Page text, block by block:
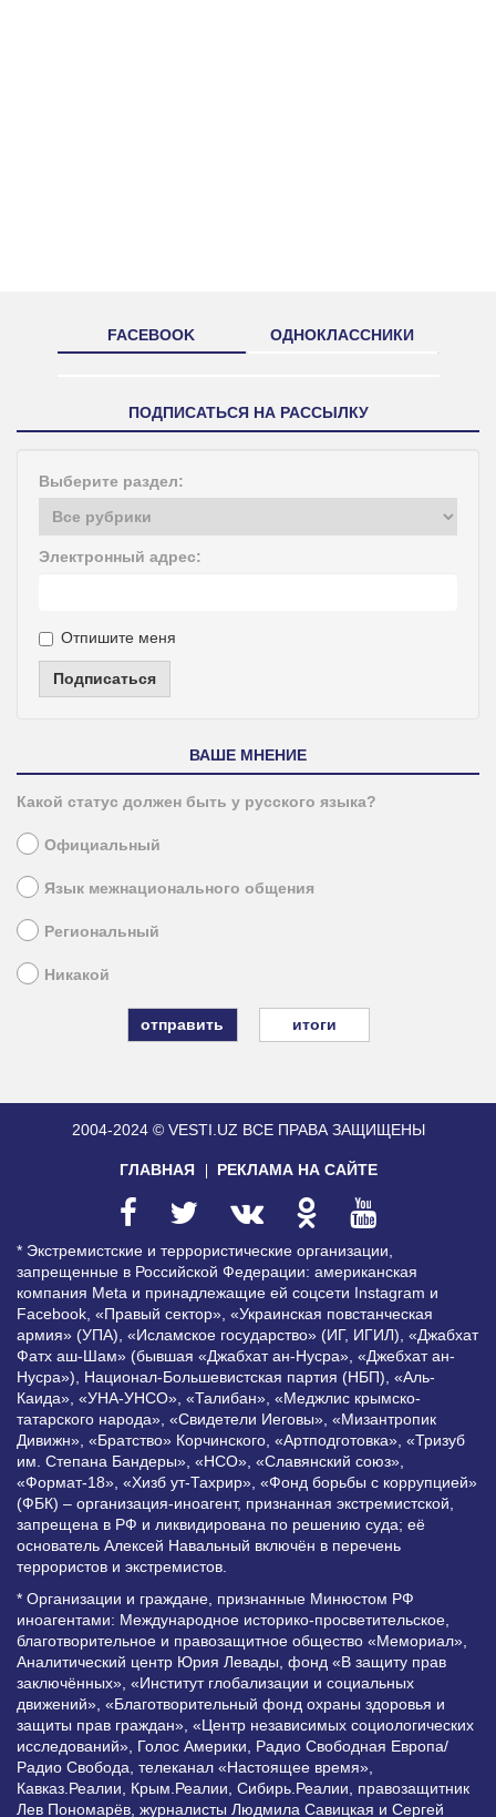
FACEBOOK ОДНОКЛАССНИКИ
ПОДПИСАТЬСЯ НА РАССЫЛКУ
Выберите раздел:
Электронный адрес:
Отпишите меня
Подписаться
ВАШЕ МНЕНИЕ
Какой статус должен быть у русского языка?
Официальный
Язык межнационального общения
Региональный
Никакой
итоги
2004-2024 © VESTI.UZ ВСЕ ПРАВА ЗАЩИЩЕНЫ
ГЛАВНАЯ РЕКЛАМА НА САЙТЕ
* Экстремистские и террористические организации,
запрещенные в Российской Федерации: американская
компания Meta и принадлежащие ей соцсети Instagram и
Facebook, «Правый сектор», «Украинская повстанческая
армия» (УПА), «Исламское государство» (ИГ, ИГИЛ), «Джабхат
Фатх аш-Шам» (бывшая «Джабхат ан-Нусра», «Джебхат ан-
Нусра»), Национал-Большевистская партия (НБП), «Аль-
Каида», «УНА-УНСО», «Талибан», «Меджлис крымско-
татарского народа», «Свидетели Иеговы», «Мизантропик
Дивижн», «Братство» Корчинского, «Артподготовка», «Тризуб
им. Степана Бандеры», «НСО», «Славянский союз»,
«Формат-18», «Хизб ут-Тахрир», «Фонд борьбы с коррупцией»
(ФБК) – организация-иноагент, признанная экстремистской,
запрещена в РФ и ликвидирована по решению суда; её
основатель Алексей Навальный включён в перечень
террористов и экстремистов.
* Организации и граждане, признанные Минюстом РФ
иноагентами: Международное историко-просветительское,
благотворительное и правозащитное общество «Мемориал»,
Аналитический центр Юрия Левады, фонд «В защиту прав
заключённых», «Институт глобализации и социальных
движений», «Благотворительный фонд охраны здоровья и
защиты прав граждан», «Центр независимых социологических
исследований», Голос Америки, Радио Свободная Европа/
Радио Свобода, телеканал «Настоящее время»,
Кавказ.Реалии, Крым.Реалии, Сибирь.Реалии, правозащитник
Лев Пономарёв, журналисты Людмила Савицкая и Сергей